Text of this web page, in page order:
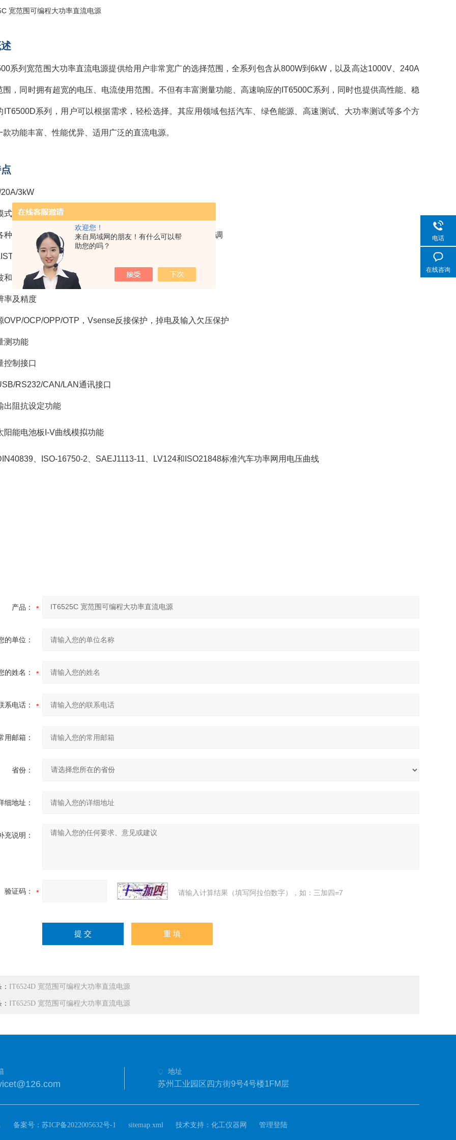
欢迎您！
来自局域网的朋友！有什么可以帮
助您的吗？
系列宽范围大功率直流电源提供给用户非常宽广的选择范围，全系列包含从800W到6kW，以及高达1000V、240A
围，同时拥有超宽的电压、电流使用范围。不但有丰富测量功能、高速响应的IT6500C系列，同时也提供高性能、稳
IT6500D系列，用户可以根据需求，轻松选择。其应用领域包括汽车、绿色能源、高速测试、大功率测试等多个方
款功能丰富、性能优异、适用广泛的直流电源。
3kW
支持并联，主动均流，扩展高达30kW输出能力
种模式（CV/CC/CP），边沿独立设定，上升和下降时间可调
序列文件
和低噪音
率及精度
OVP/OCP/OPP/OTP，Vsense反接保护，掉电及输入欠压保护
测功能
控制接口
RS232/CAN/LAN通讯接口
出阻抗设定功能
阳能电池板I-V曲线模拟功能
、ISO-16750-2、SAEJ1113-11、LV124和ISO21848标准汽车功率网用电压曲线
产品：
的单位：
的姓名：
系电话：
用邮箱：
省份：
细地址：
充说明：
验证码： 请输入计算结果（填写阿拉伯数字），如：三加四=7
IT6524D 宽范围可编程大功率直流电源
IT6525D 宽范围可编程大功率直流电源
地址
苏州工业园区四方街9号4号楼1FM层
备案号： 苏ICP备2022005632号-1 sitemap.xml 技术支持： 化工仪器网 管理登陆
电话
在线咨询